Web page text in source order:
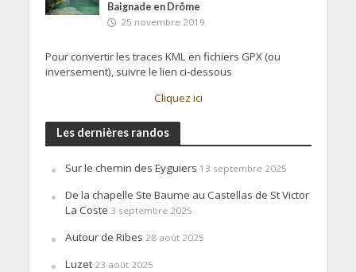
Baignade en Drôme
25 novembre 2019
Pour convertir les traces KML en fichiers GPX (ou
inversement), suivre le lien ci-dessous
Cliquez ici
Les dernières randos
Sur le chemin des Eyguiers 13 septembre 2025
De la chapelle Ste Baume au Castellas de St Victor
La Coste 3 septembre 2025
Autour de Ribes 28 août 2025
Luzet 23 août 2025